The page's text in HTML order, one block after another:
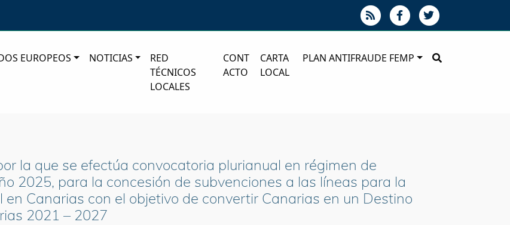
EUROPEOS NOTICIAS
RED
TÉCNICOS
LOCALES
CONT
ACTO
CARTA
LOCAL
PLAN ANTIFRAUDE FEMP
la que se efectúa convocatoria plurianual en régimen de
2025, para la concesión de subvenciones a las líneas para la
Canarias con el objetivo de convertir Canarias en un Destino
2021 – 2027